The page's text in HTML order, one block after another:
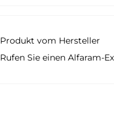
Produkt vom Hersteller
Rufen Sie einen Alfaram-